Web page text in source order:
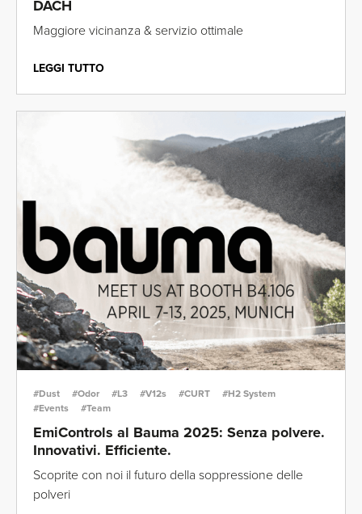
DACH
Maggiore vicinanza & servizio ottimale
LEGGI TUTTO
#Dust #Odor #L3 #V12s #CURT
#H2 System
#Events
#Team
EmiControls al Bauma 2025: Senza polvere.
Innovativi. Efficiente.
Scoprite con noi il futuro della soppressione delle
polveri